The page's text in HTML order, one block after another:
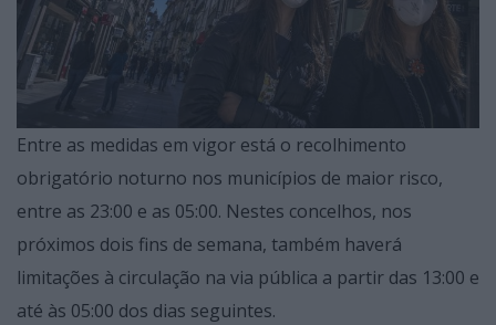
Entre as medidas em vigor está o recolhimento
obrigatório noturno nos municípios de maior risco,
entre as 23:00 e as 05:00. Nestes concelhos, nos
próximos dois fins de semana, também haverá
limitações à circulação na via pública a partir das 13:00 e
até às 05:00 dos dias seguintes.